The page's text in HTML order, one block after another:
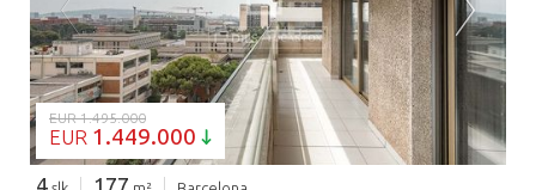
BEZIG MET LADEN...
EUR 1.495.000
EUR 1.449.000
4 177